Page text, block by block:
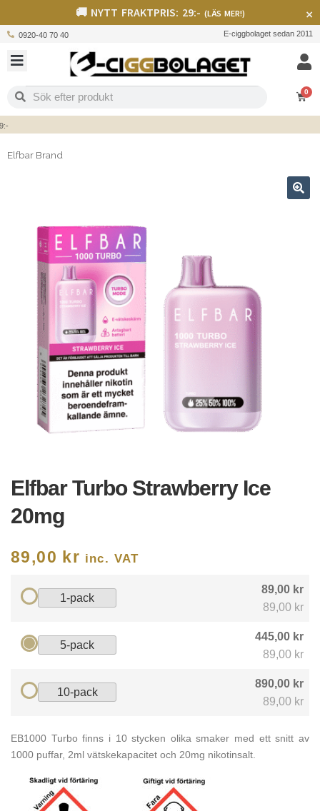
🚚 NYTT FRAKTPRIS: 29:- (LÄS MER!) ×
0920-40 70 40 E-ciggbolaget sedan 2011
0
Elfbar Brand
Elfbar Turbo Strawberry Ice
20mg
89,00 kr inc. VAT
1-pack
89,00 kr
89,00 kr
5-pack
445,00 kr
89,00 kr
10-pack
890,00 kr
89,00 kr
EB1000 Turbo finns i 10 stycken olika smaker med ett snitt av
1000 puffar, 2ml vätskekapacitet och 20mg nikotinsalt.